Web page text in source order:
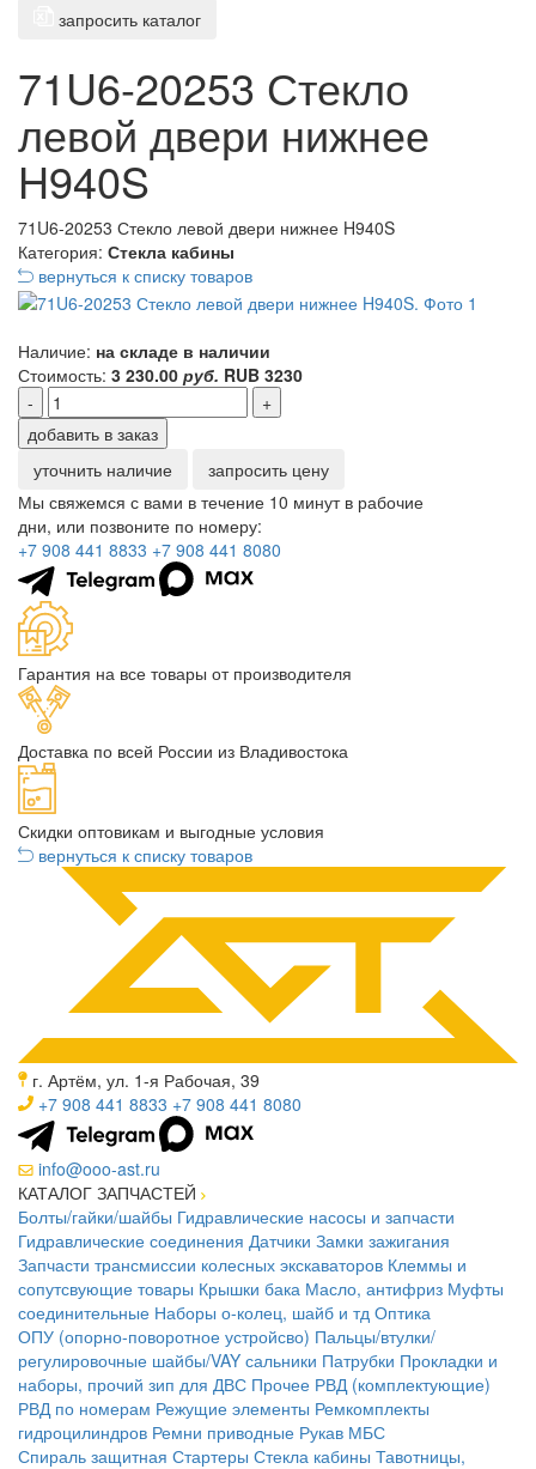
запросить каталог
71U6-20253 Стекло
левой двери нижнее
H940S
71U6-20253 Стекло левой двери нижнее H940S
Категория: Стекла кабины
вернуться к списку товаров
Наличие: на складе в наличии
Стоимость: 3 230.00 руб. RUB 3230
-
+
добавить в заказ
уточнить наличие
запросить цену
Мы свяжемся с вами в течение 10 минут в рабочие
дни, или позвоните по номеру:
+7 908 441 8833 +7 908 441 8080
Гарантия на все товары от производителя
Доставка по всей России из Владивостока
Скидки оптовикам и выгодные условия
вернуться к списку товаров
г. Артём, ул. 1-я Рабочая, 39
+7 908 441 8833 +7 908 441 8080
info@ooo-ast.ru
КАТАЛОГ ЗАПЧАСТЕЙ
Болты/гайки/шайбы Гидравлические насосы и запчасти
Гидравлические соединения Датчики Замки зажигания
Запчасти трансмиссии колесных экскаваторов Клеммы и
сопутсвующие товары Крышки бака Масло, антифриз Муфты
соединительные Наборы о-колец, шайб и тд Оптика
ОПУ (опорно-поворотное устройсво) Пальцы/втулки/
регулировочные шайбы/VAY сальники Патрубки Прокладки и
наборы, прочий зип для ДВС Прочее РВД (комплектующие)
РВД по номерам Режущие элементы Ремкомплекты
гидроцилиндров Ремни приводные Рукав МБС
Спираль защитная Стартеры Стекла кабины Тавотницы,